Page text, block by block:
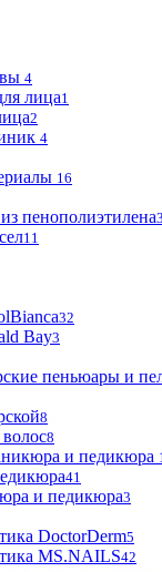
4
лица1
2
4
16
пенополиэтилена3
11
32
Bay3
пеньюары и
8
8
и педикюра
41
и педикюра3
DoctorDerm5
MS.NAILS42